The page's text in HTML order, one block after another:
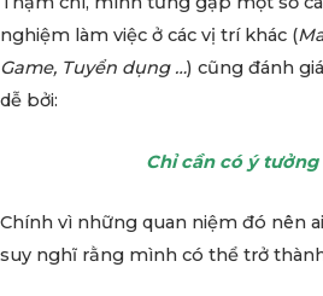
nghiệm làm việc ở các vị trí khác (
Game, Tuyển dụng …) cũng đánh
dễ bởi:
Chỉ cần có ý tưởng
Chính vì những quan niệm đó nên
suy nghĩ rằng mình có thể trở